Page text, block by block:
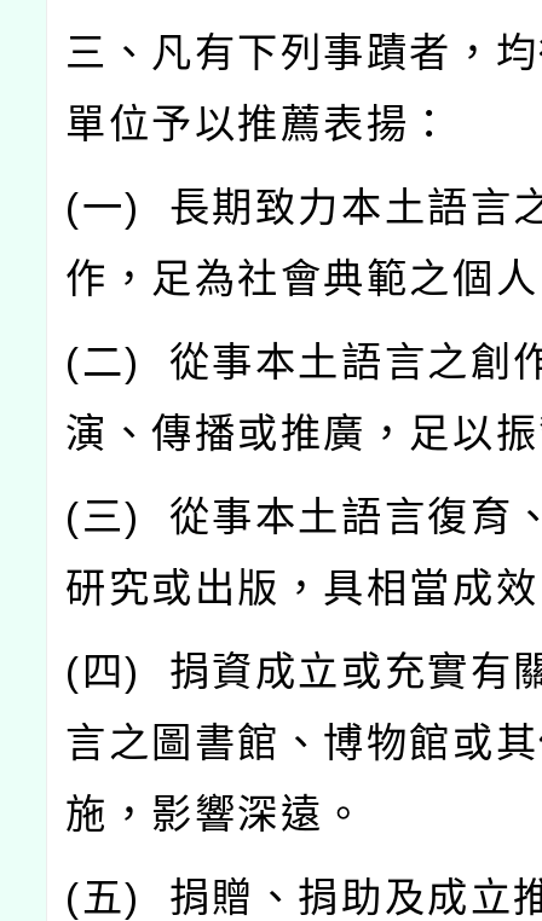
三、凡有下列事蹟者，
單位予以推薦表揚：
(一) 長期致力本土語言
作，足為社會典範之個
(二) 從事本土語言之創
演、傳播或推廣，足以
(三) 從事本土語言復育
研究或出版，具相當成
( 四) 捐資成立或充實有
言之圖書館、博物館或
施，影響深遠。
(五) 捐贈、捐助及成立